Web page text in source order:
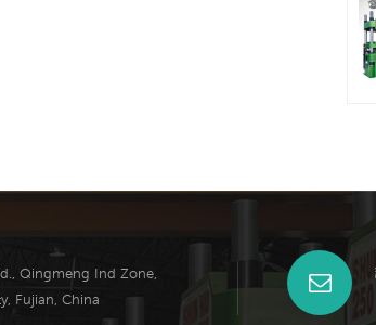
Qingmeng Ind Zone,
Fujian, China